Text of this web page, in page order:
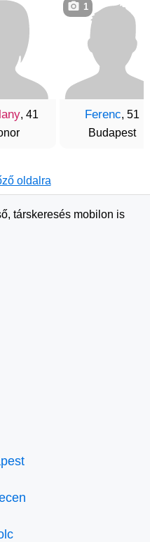
, 41
Ferenc, 51
Budapest
1
oldalra
társkeresés mobilon is